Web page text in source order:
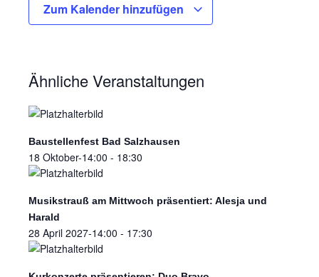
Zum Kalender hinzufügen
Ähnliche Veranstaltungen
Baustellenfest Bad Salzhausen
18 Oktober-14:00 - 18:30
Musikstrauß am Mittwoch präsentiert: Alesja und
Harald
28 April 2027-14:00 - 17:30